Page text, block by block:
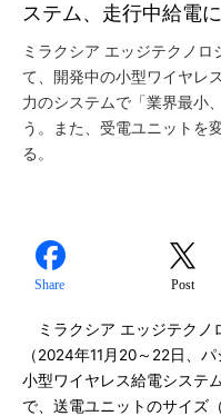
ステム、走行中給電
ミラクシア エッジテクノ
て、開発中の小型ワイヤレ
力のシステムで「業界最小
う。また、受電ユニットを
る。
Share Post
ミラクシア エッジテクノ
（2024年11月20～22日、
小型ワイヤレス給電システ
で、送電ユニットのサイズ